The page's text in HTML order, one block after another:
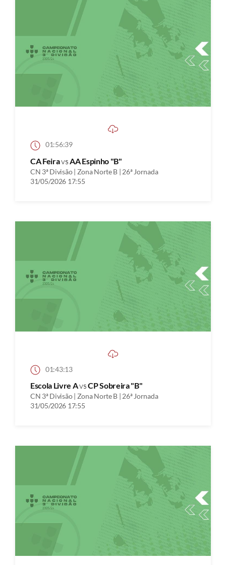
01:56:39
CA FeiravsAA Espinho "B"
CN 3ª Divisão | Zona Norte B | 26ª Jornada
31/05/2026 17:55
01:43:13
Escola Livre AvsCP Sobreira "B"
CN 3ª Divisão | Zona Norte B | 26ª Jornada
31/05/2026 17:55